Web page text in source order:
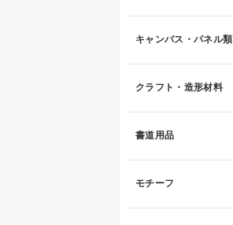
キャンバス・パネル類
クラフト・造形材料
書道用品
モチーフ